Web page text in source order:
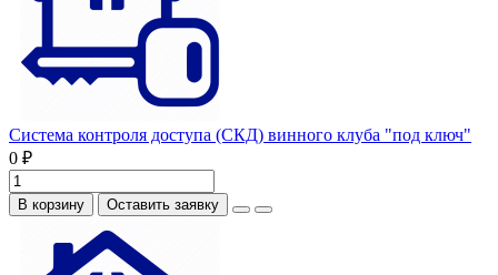
Система контроля доступа (СКД) винного клуба "под ключ"
0 ₽
В корзину Оставить заявку